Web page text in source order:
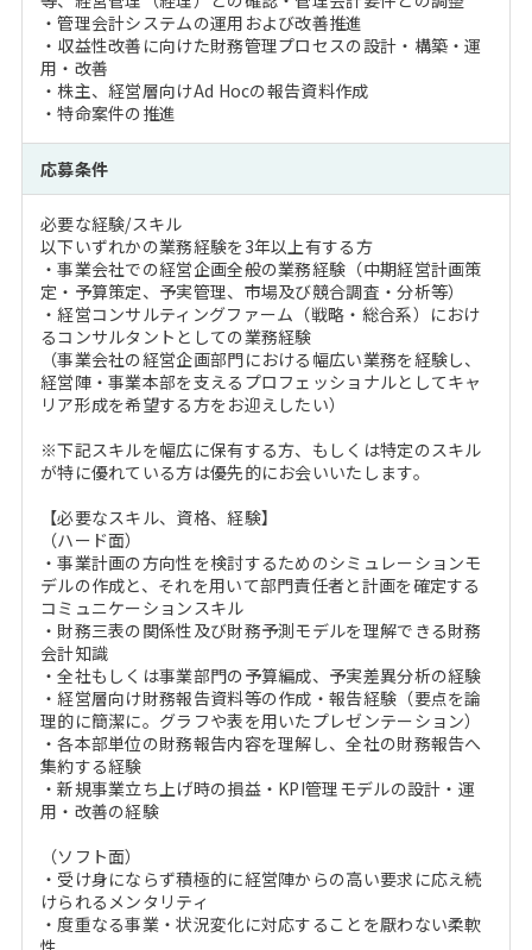
・管理会計システムの運用および改善推進
・収益性改善に向けた財務管理プロセスの設計・構築・運
用・改善
・株主、経営層向けAd Hocの報告資料作成
・特命案件の推進
応募条件
必要な経験/スキル
以下いずれかの業務経験を3年以上有する方
・事業会社での経営企画全般の業務経験（中期経営計画策
定・予算策定、予実管理、市場及び競合調査・分析等）
・経営コンサルティングファーム（戦略・総合系）におけ
るコンサルタントとしての業務経験
（事業会社の経営企画部門における幅広い業務を経験し、
経営陣・事業本部を支えるプロフェッショナルとしてキャ
リア形成を希望する方をお迎えしたい）
※下記スキルを幅広に保有する方、もしくは特定のスキル
が特に優れている方は優先的にお会いいたします。
【必要なスキル、資格、経験】
（ハード面）
・事業計画の方向性を検討するためのシミュレーションモ
デルの作成と、それを用いて部門責任者と計画を確定する
コミュニケーションスキル
・財務三表の関係性及び財務予測モデルを理解できる財務
会計知識
・全社もしくは事業部門の予算編成、予実差異分析の経験
・経営層向け財務報告資料等の作成・報告経験（要点を論
理的に簡潔に。グラフや表を用いたプレゼンテーション）
・各本部単位の財務報告内容を理解し、全社の財務報告へ
集約する経験
・新規事業立ち上げ時の損益・KPI管理モデルの設計・運
用・改善の経験
（ソフト面）
・受け身にならず積極的に経営陣からの高い要求に応え続
けられるメンタリティ
・度重なる事業・状況変化に対応することを厭わない柔軟